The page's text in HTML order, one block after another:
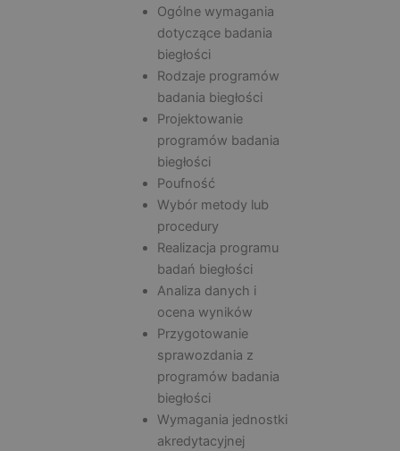
Ogólne wymagania
dotyczące badania
biegłości
Rodzaje programów
badania biegłości
Projektowanie
programów badania
biegłości
Poufność
Wybór metody lub
procedury
Realizacja programu
badań biegłości
Analiza danych i
ocena wyników
Przygotowanie
sprawozdania z
programów badania
biegłości
Wymagania jednostki
akredytacyjnej